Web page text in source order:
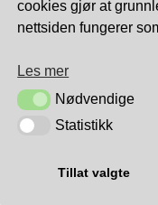
cookies gjør at
nettsiden fungerer
Les mer
NødvendigeNødvendige
StatistikkStatistikk
Tillat valgte
09.00 - 16.00